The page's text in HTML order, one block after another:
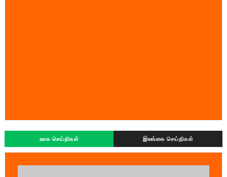
உலக செய்திகள் இலங்கை செய்திகள்